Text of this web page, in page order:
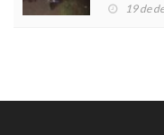
19 de